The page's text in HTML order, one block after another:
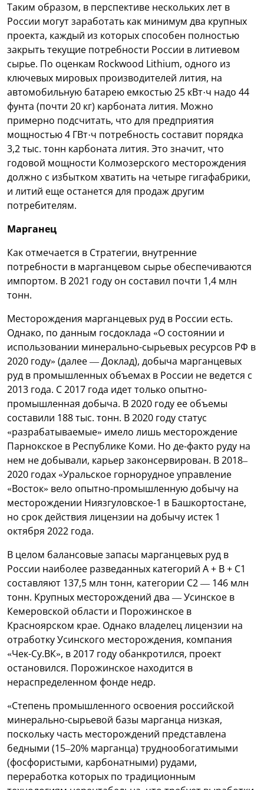
Таким образом, в перспективе нескольких лет в
России могут заработать как минимум два крупных
проекта, каждый из которых способен полностью
закрыть текущие потребности России в литиевом
сырье. По оценкам Rockwood Lithium, одного из
ключевых мировых производителей лития, на
автомобильную батарею емкостью 25 кВт·ч надо 44
фунта (почти 20 кг) карбоната лития. Можно
примерно подсчитать, что для предприятия
мощностью 4 ГВт·ч потребность составит порядка
3,2 тыс. тонн карбоната лития. Это значит, что
годовой мощности Колмозерского месторождения
должно с избытком хватить на четыре гигафабрики,
и литий еще останется для продаж другим
потребителям.
Марганец
Как отмечается в Стратегии, внутренние
потребности в марганцевом сырье обеспечиваются
импортом. В 2021 году он составил почти 1,4 млн
тонн.
Месторождения марганцевых руд в России есть.
Однако, по данным госдоклада «О состоянии и
использовании минерально-сырьевых ресурсов РФ в
2020 году» (далее — Доклад), добыча марганцевых
руд в промышленных объемах в России не ведется с
2013 года. С 2017 года идет только опытно-
промышленная добыча. В 2020 году ее объемы
составили 188 тыс. тонн. В 2020 году статус
«разрабатываемые» имело лишь месторождение
Парнокское в Республике Коми. Но де-факто руду на
нем не добывали, карьер законсервирован. В 2018–
2020 годах «Уральское горнорудное управление
«Восток» вело опытно-промышленную добычу на
месторождении Ниязгуловское-1 в Башкортостане,
но срок действия лицензии на добычу истек 1
октября 2022 года.
В целом балансовые запасы марганцевых руд в
России наиболее разведанных категорий A + B + C1
составляют 137,5 млн тонн, категории C2 — 146 млн
тонн. Крупных месторождений два — Усинское в
Кемеровской области и Порожинское в
Красноярском крае. Однако владелец лицензии на
отработку Усинского месторождения, компания
«Чек-Су.ВК», в 2017 году обанкротился, проект
остановился. Порожинское находится в
нераспределенном фонде недр.
«Степень промышленного освоения российской
минерально-сырьевой базы марганца низкая,
поскольку часть месторождений представлена
бедными (15–20% марганца) труднообогатимыми
(фосфористыми, карбонатными) рудами,
переработка которых по традиционным